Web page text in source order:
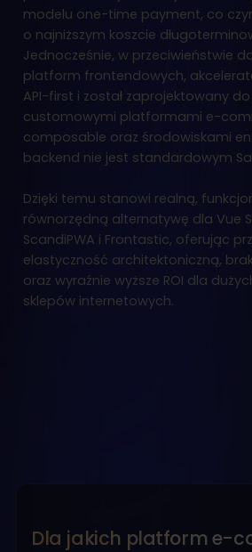
modelu one-time payment, co
o najniższym koszcie
Jednocześnie, w przeciwieństwie
platform frontendowych,
API-first i został zaprojektowany
customowymi platformami e-
composable oraz środowiskami
backend nie jest standardowym
Dzięki temu stanowi realną,
równorzędną alternatywę dla Vue
ScandiPWA i Frontastic, oferując
elastyczność architektoniczną,
oraz wyraźnie wyższe ROI dla
sklepów internetowych.
Dla jakich platform e-